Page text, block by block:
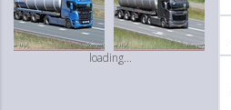
loading...